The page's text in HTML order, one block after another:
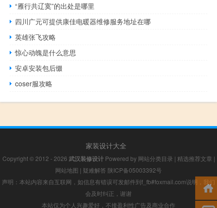
“雁行共辽寞”的出处是哪里
四川广元可提供康佳电暖器维修服务地址在哪
英雄张飞攻略
惊心动魄是什么意思
安卓安装包后缀
coser服攻略
家装设计大全
Copyright © 2012 - 2026 武汉装修设计Powered by 网站分类目录 | 精选推荐文章 |
网站地图 | 疑难解答 陕ICP备05003392号
声明：本站内容来自互联网，如信息有错误可发邮件到f_fb#foxmail.com说明，我们
会及时纠正，谢谢
本站仅为个人兴趣爱好，不接盈利性广告及商业合作